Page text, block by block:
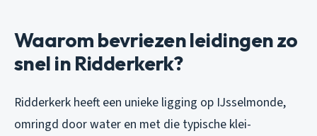
Waarom bevriezen leidingen zo
snel in Ridderkerk?
Ridderkerk heeft een unieke ligging op IJsselmonde,
omringd door water en met die typische klei-